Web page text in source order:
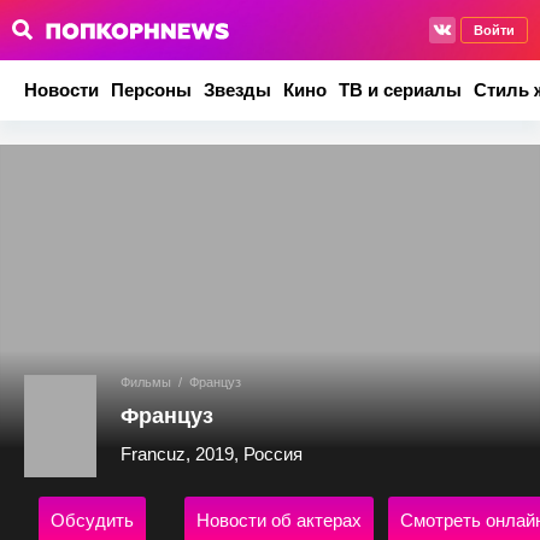
Войти
Новости Персоны Звезды Кино ТВ и сериалы Стиль
Фильмы / Француз
Француз
Francuz, 2019, Россия
Обсудить Новости об актерах Смотреть